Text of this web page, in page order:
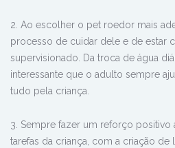
2. Ao escolher o pet roedor mais
processo de cuidar dele e de estar
supervisionado. Da troca de água
interessante que o adulto sempre
tudo pela criança.
3. Sempre fazer um reforço
tarefas da criança, com a criação de